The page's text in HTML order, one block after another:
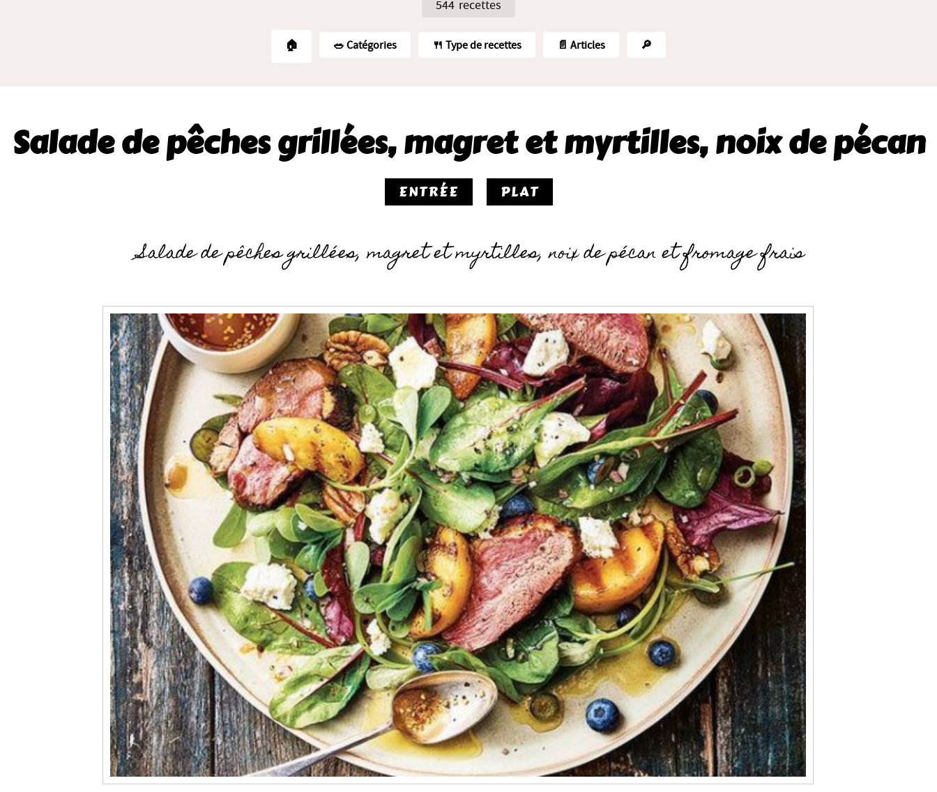
544 recettes
🏠 🥗️ Catégories 🍴 Type de recettes 📄 Articles 🔎
Salade de pêches grillées, magret et myrtilles, noix de pécan
ENTRÉE PLAT
Salade de pêches grillées, magret et myrtilles, noix de pécan et fromage frais